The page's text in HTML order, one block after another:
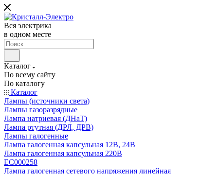
Вся электрика
в одном месте
Каталог
По всему сайту
По каталогу
Каталог
Лампы (источники света)
Лампы газоразрядные
Лампа натриевая (ДНаТ)
Лампа ртутная (ДРЛ, ДРВ)
Лампы галогенные
Лампа галогенная капсульная 12В, 24В
Лампа галогенная капсульная 220В
EC000258
Лампа галогенная сетевого напряжения линейная